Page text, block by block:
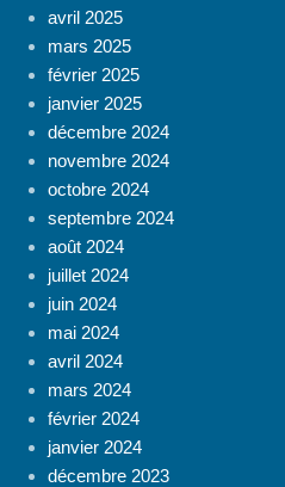
avril 2025
mars 2025
février 2025
janvier 2025
décembre 2024
novembre 2024
octobre 2024
septembre 2024
août 2024
juillet 2024
juin 2024
mai 2024
avril 2024
mars 2024
février 2024
janvier 2024
décembre 2023